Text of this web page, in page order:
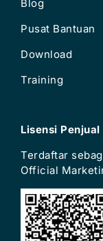
Blog
Pusat Bantuan
Download
Training
Lisensi Penjual
Terdaftar
Official